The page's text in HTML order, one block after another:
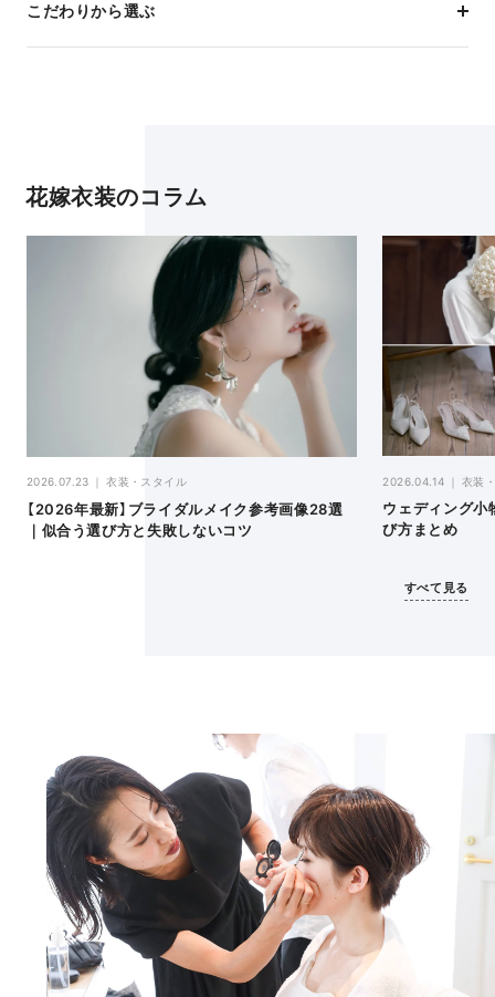
こだわりから選ぶ
花嫁衣装のコラム
2026.07.23 衣装・スタイル
【2026年最新】ブライダルメイク参考画像28選
｜似合う選び方と失敗しないコツ
2026.04.14 衣装
ウェディング小
び方まとめ
すべて見る